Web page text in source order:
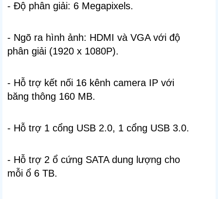
- Độ phân giải: 6 Megapixels.
- Ngõ ra hình ảnh: HDMI và VGA với độ
phân giải (1920 x 1080P).
- Hỗ trợ kết nối 16 kênh camera IP với
băng thông 160 MB.
- Hỗ trợ 1 cổng USB 2.0, 1 cổng USB 3.0.
- Hỗ trợ 2 ổ cứng SATA dung lượng cho
mỗi ổ 6 TB.